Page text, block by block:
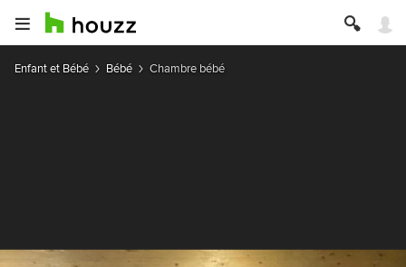
Enfant et Bébé Bébé Chambre bébé